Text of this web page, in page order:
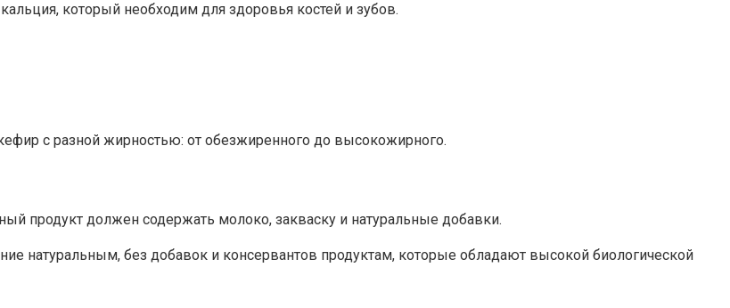
который необходим для здоровья костей и зубов.
с разной жирностью: от обезжиренного до высокожирного.
продукт должен содержать молоко, закваску и натуральные добавки.
натуральным, без добавок и консервантов продуктам, которые обладают высокой биологической